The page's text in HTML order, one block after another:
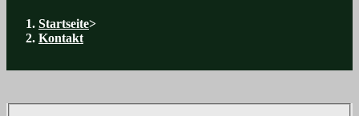
Startseite>
Kontakt